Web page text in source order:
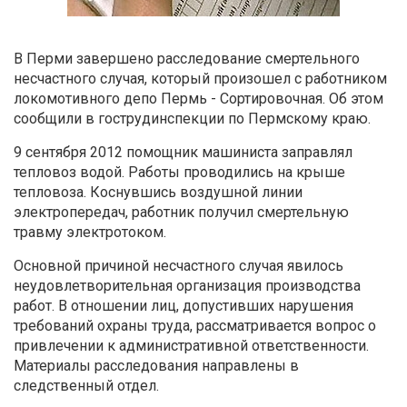
В Перми завершено расследование смертельного
несчастного случая, который произошел с работником
локомотивного депо Пермь - Сортировочная. Об этом
сообщили в гострудинспекции по Пермскому краю.
9 сентября 2012 помощник машиниста заправлял
тепловоз водой. Работы проводились на крыше
тепловоза. Коснувшись воздушной линии
электропередач, работник получил смертельную
травму электротоком.
Основной причиной несчастного случая явилось
неудовлетворительная организация производства
работ. В отношении лиц, допустивших нарушения
требований охраны труда, рассматривается вопрос о
привлечении к административной ответственности.
Материалы расследования направлены в
следственный отдел.